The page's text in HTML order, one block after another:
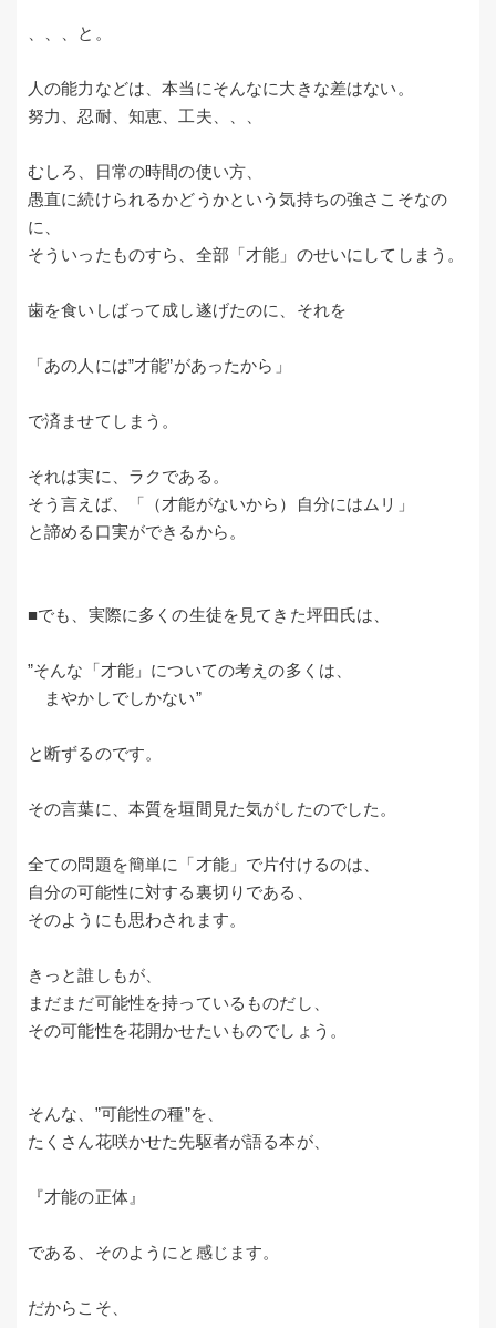
、、、と。
人の能力などは、本当にそんなに大きな差はない。
努力、忍耐、知恵、工夫、、、
むしろ、日常の時間の使い方、
愚直に続けられるかどうかという気持ちの強さこそなの
に、
そういったものすら、全部「才能」のせいにしてしまう。
歯を食いしばって成し遂げたのに、それを
「あの人には”才能”があったから」
で済ませてしまう。
それは実に、ラクである。
そう言えば、「（才能がないから）自分にはムリ」
と諦める口実ができるから。
■でも、実際に多くの生徒を見てきた坪田氏は、
”そんな「才能」についての考えの多くは、
まやかしでしかない”
と断ずるのです。
その言葉に、本質を垣間見た気がしたのでした。
全ての問題を簡単に「才能」で片付けるのは、
自分の可能性に対する裏切りである、
そのようにも思わされます。
きっと誰しもが、
まだまだ可能性を持っているものだし、
その可能性を花開かせたいものでしょう。
そんな、”可能性の種”を、
たくさん花咲かせた先駆者が語る本が、
『才能の正体』
である、そのようにと感じます。
だからこそ、